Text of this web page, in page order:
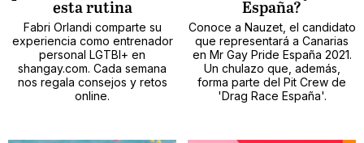
esta rutina
Fabri Orlandi comparte su
experiencia como entrenador
personal LGTBI+ en
shangay.com. Cada semana
nos regala consejos y retos
online.
España?
Conoce a Nauzet, el candidato
que representará a Canarias
en Mr Gay Pride España 2021.
Un chulazo que, además,
forma parte del Pit Crew de
'Drag Race España'.